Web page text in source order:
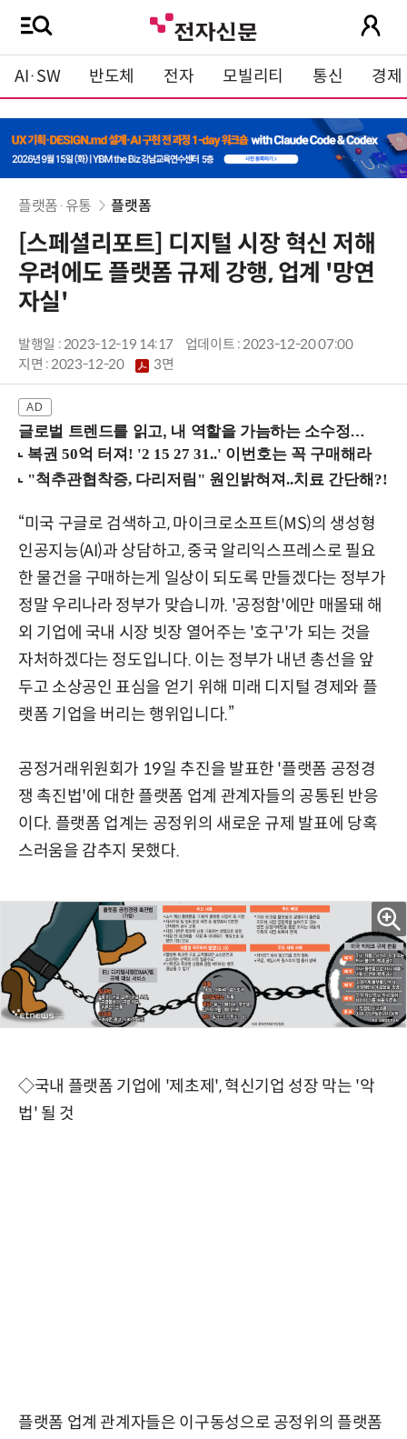
AI·SW 반도체 전자 모빌리티 통신 경제
플랫폼·유통 플랫폼
[스페셜리포트] 디지털 시장 혁신 저해
우려에도 플랫폼 규제 강행, 업계 '망연
자실'
발행일 : 2023-12-19 14:17
업데이트 : 2023-12-20 07:00
지면 :2023-12-20 3면
글로벌 트렌드를 읽고, 내 역할을 가늠하는 소수정예 실습 워크숍 (8/28 신논현역)
“미국 구글로 검색하고, 마이크로소프트(MS)의 생성형
인공지능(AI)과 상담하고, 중국 알리익스프레스로 필요
한 물건을 구매하는게 일상이 되도록 만들겠다는 정부가
정말 우리나라 정부가 맞습니까. '공정함'에만 매몰돼 해
외 기업에 국내 시장 빗장 열어주는 '호구'가 되는 것을
자처하겠다는 정도입니다. 이는 정부가 내년 총선을 앞
두고 소상공인 표심을 얻기 위해 미래 디지털 경제와 플
랫폼 기업을 버리는 행위입니다.”
공정거래위원회가 19일 추진을 발표한 '플랫폼 공정경
쟁 촉진법'에 대한 플랫폼 업계 관계자들의 공통된 반응
이다. 플랫폼 업계는 공정위의 새로운 규제 발표에 당혹
스러움을 감추지 못했다.
◇국내 플랫폼 기업에 '제초제', 혁신기업 성장 막는 '악
법' 될 것
플랫폼 업계 관계자들은 이구동성으로 공정위의 플랫폼